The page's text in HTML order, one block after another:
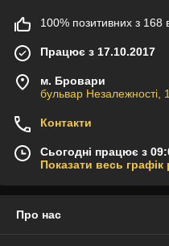
100% позитивних з 168
Працює з 17.10.2017
м. Бровари
бульвар Незалежності,
Контакти
Сьогодні працює з
Показати весь графік
Про нас